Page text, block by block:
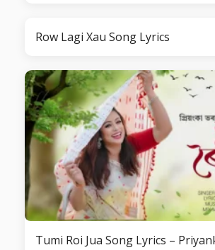
Row Lagi Xau Song Lyrics
Tumi Roi Jua Song Lyrics –